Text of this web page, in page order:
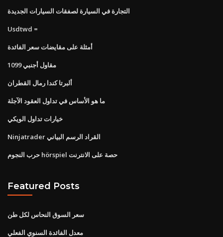
التجارة في السيارة لصفقات السيارات الجديدة
Usdtwd =
أمثلة على مقايضات سعر الفائدة
مقاول أجنبي 1099
ألبرتا كندا رمال القطران
ما هو الأساس في تداول العقود الآجلة
خيارات تداول الويكي
Ninjatrader القراد الرسم البياني
حرب النجوم hörspiel حصة على الانترنت
Featured Posts
سعر السوق النحاس لكل طن
معدل الفائدة السنوي الفعلي